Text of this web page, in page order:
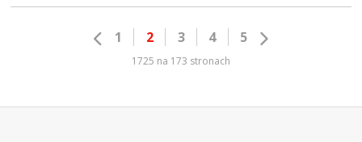
1 2 3 4 5
1725 na 173 stronach